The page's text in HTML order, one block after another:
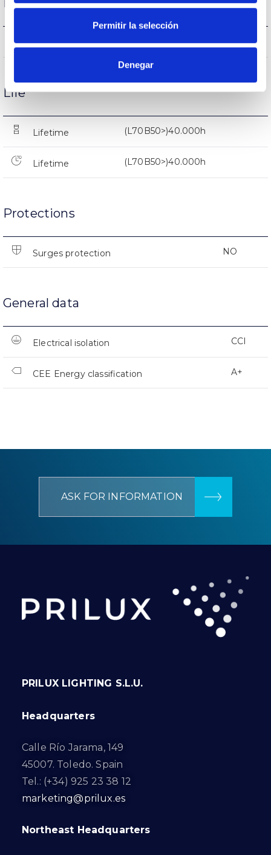
Permitir la selección
Denegar
Flux (lm) 1311lm
Life
Lifetime (L70B50>)40.000h
Lifetime (L70B50>)40.000h
Protections
Surges protection NO
General data
Electrical isolation CCI
CEE Energy classification A+
ASK FOR INFORMATION
PRILUX LIGHTING S.L.U.
Headquarters
Calle Río Jarama, 149
45007. Toledo. Spain
Tel.: (+34) 925 23 38 12
marketing@prilux.es
Northeast Headquarters